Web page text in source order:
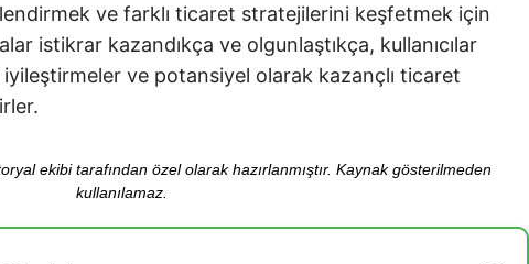
ve farklı ticaret stratejilerini keşfetmek için
istikrar kazandıkça ve olgunlaştıkça, kullanıcılar
ve potansiyel olarak kazançlı ticaret
ekibi tarafından özel olarak hazırlanmıştır. Kaynak gösterilmeden
kullanılamaz.